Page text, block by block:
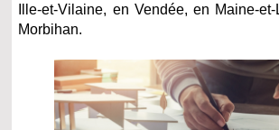
Ille-et-Vilaine, en Vendée, en Maine-
Morbihan.